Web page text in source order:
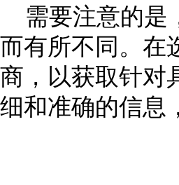
需要注意的是
而有所不同。在
商，以获取针对
细和准确的信息